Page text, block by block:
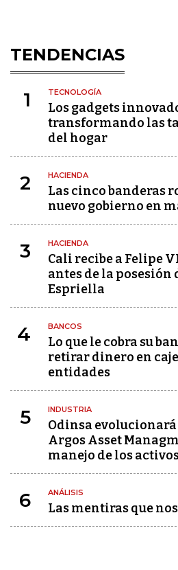
TENDENCIAS
1 TECNOLOGÍA
Los gadgets
transformando las
del hogar
2 HACIENDA
Las cinco banderas
nuevo gobierno en
3 HACIENDA
Cali recibe a Felipe
antes de la posesión
Espriella
4 BANCOS
Lo que le cobra su
retirar dinero en
entidades
5 INDUSTRIA
Odinsa
Argos Asset
manejo de los
6 ANÁLISIS
Las mentiras que